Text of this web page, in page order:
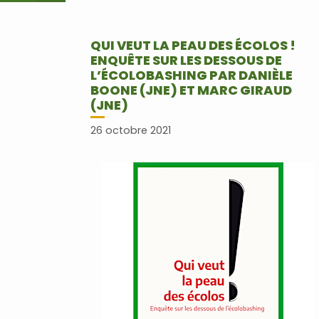
QUI VEUT LA PEAU DES ÉCOLOS !
ENQUÊTE SUR LES DESSOUS DE
L’ÉCOLOBASHING PAR DANIÈLE
BOONE (JNE) ET MARC GIRAUD
(JNE)
26 octobre 2021